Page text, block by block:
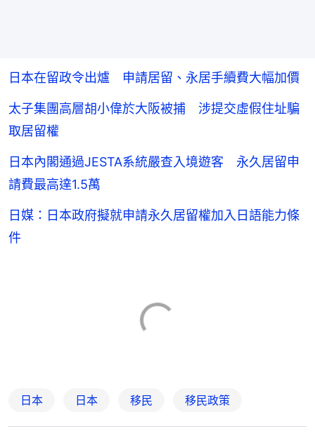
日本在留政令出爐 申請居留、永居手續費大幅加價
太子集團高層胡小偉於大阪被捕 涉提交虛假住址騙
取居留權
日本內閣通過JESTA系統嚴查入境遊客 永久居留申
請費最高達1.5萬
日媒：日本政府擬就申請永久居留權加入日語能力條
件
日本 日本 移民 移民政策